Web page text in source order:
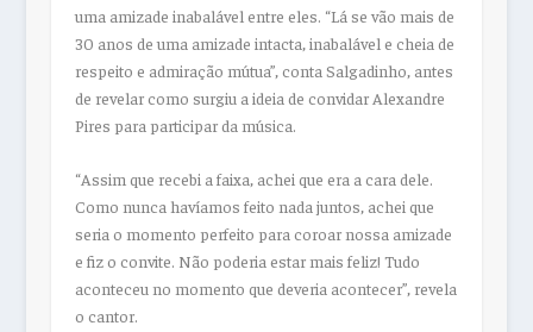
uma amizade inabalável entre eles. “Lá se vão mais de
30 anos de uma amizade intacta, inabalável e cheia de
respeito e admiração mútua”, conta Salgadinho, antes
de revelar como surgiu a ideia de convidar Alexandre
Pires para participar da música.
“Assim que recebi a faixa, achei que era a cara dele.
Como nunca havíamos feito nada juntos, achei que
seria o momento perfeito para coroar nossa amizade
e fiz o convite. Não poderia estar mais feliz! Tudo
aconteceu no momento que deveria acontecer”, revela
o cantor.